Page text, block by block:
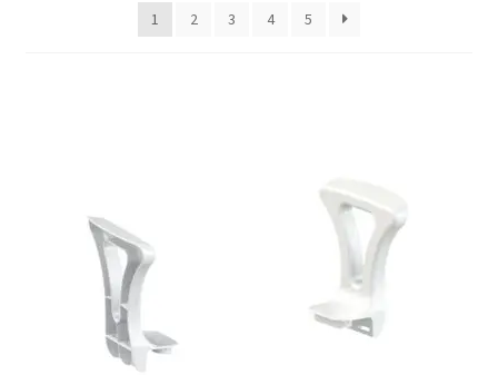
Sièges / chaise de bain
WC / toilette
Vêtements & Chaussures
1 2 3 4 5